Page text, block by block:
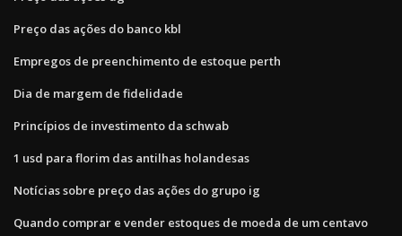
Preço das ações do banco kbl
Empregos de preenchimento de estoque perth
Dia de margem de fidelidade
Princípios de investimento da schwab
1 usd para florim das antilhas holandesas
Notícias sobre preço das ações do grupo ig
Quando comprar e vender estoques de moeda de um centavo